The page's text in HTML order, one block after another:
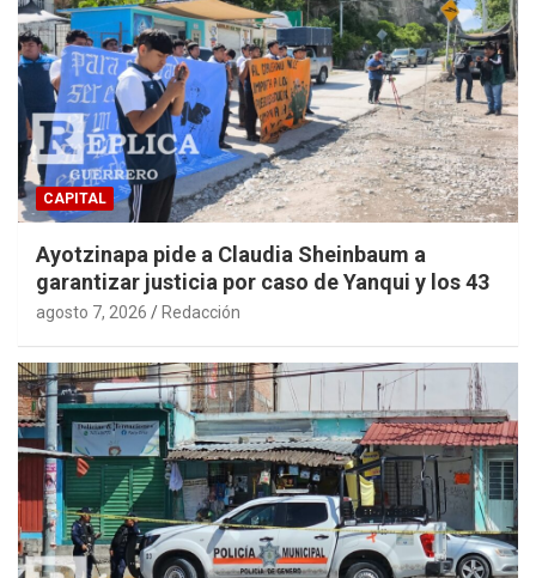
CAPITAL
Ayotzinapa pide a Claudia Sheinbaum a
garantizar justicia por caso de Yanqui y los 43
agosto 7, 2026 Redacción